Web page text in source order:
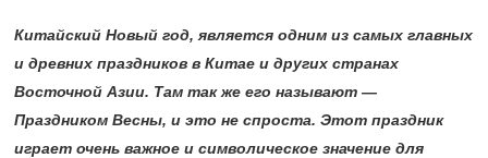
Китайский Новый год, является одним из самых главных
и древних праздников в Китае и других странах
Восточной Азии. Там так же его называют —
Праздником Весны, и это не спроста. Этот праздник
играет очень важное и символическое значение для